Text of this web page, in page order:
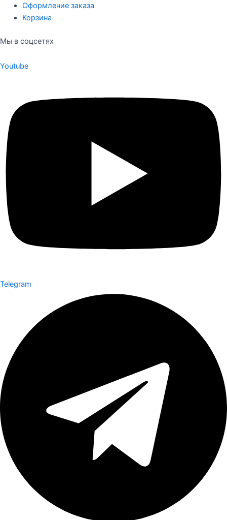
Оформление заказа
Корзина
Мы в соцсетях
Youtube
Telegram